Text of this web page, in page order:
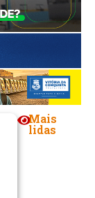
Mais
lidas